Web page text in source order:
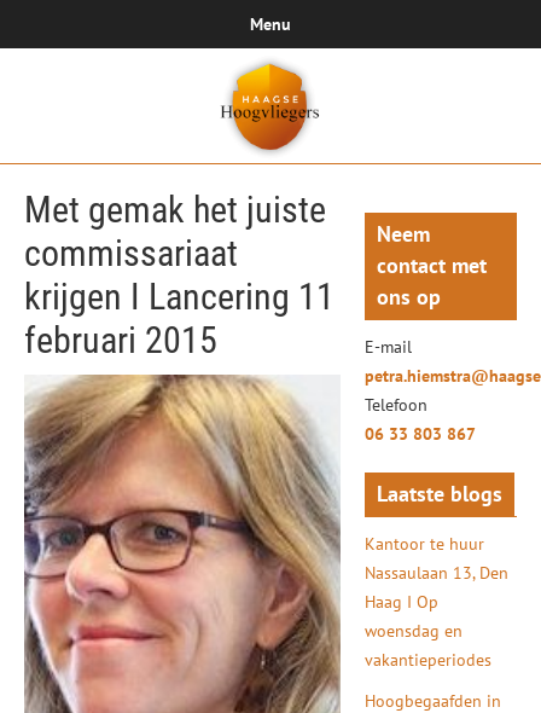
Menu
Met gemak het juiste
commissariaat
krijgen I Lancering 11
februari 2015
Neem
contact met
ons op
E-mail
Telefoon
06 33 803 867
Laatste blogs
Kantoor te huur
Nassaulaan 13, Den
Haag I Op
woensdag en
vakantieperiodes
Hoogbegaafden in